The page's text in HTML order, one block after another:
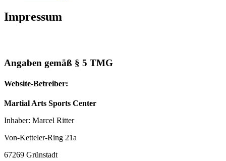
Impressum
Angaben gemäß § 5 TMG
Website-Betreiber:
Martial Arts Sports Center
Inhaber: Marcel Ritter
Von-Ketteler-Ring 21a
67269 Grünstadt